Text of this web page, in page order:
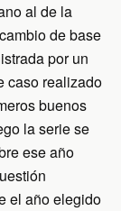
al de la
de base
por un
caso realizado
buenos
la serie se
ese año
el año elegido